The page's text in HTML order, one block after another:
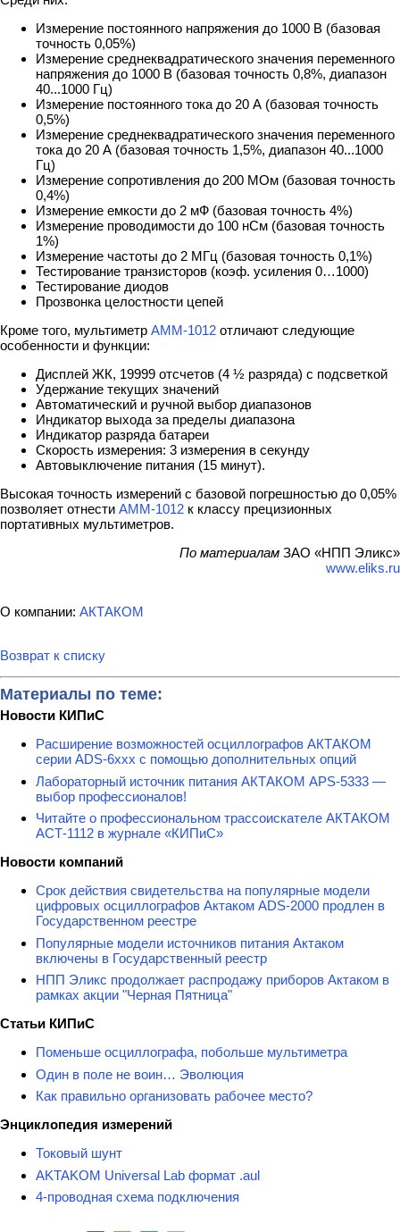
Измерение постоянного напряжения до 1000 В (базовая
точность 0,05%)
Измерение среднеквадратического значения переменного
напряжения до 1000 В (базовая точность 0,8%, диапазон
40...1000 Гц)
Измерение постоянного тока до 20 А (базовая точность
0,5%)
Измерение среднеквадратического значения переменного
тока до 20 А (базовая точность 1,5%, диапазон 40...1000
Гц)
Измерение сопротивления до 200 МОм (базовая точность
0,4%)
Измерение емкости до 2 мФ (базовая точность 4%)
Измерение проводимости до 100 нСм (базовая точность
1%)
Измерение частоты до 2 МГц (базовая точность 0,1%)
Тестирование транзисторов (коэф. усиления 0…1000)
Тестирование диодов
Прозвонка целостности цепей
Кроме того, мультиметр АММ-1012 отличают следующие
особенности и функции:
Дисплей ЖК, 19999 отсчетов (4 ½ разряда) с подсветкой
Удержание текущих значений
Автоматический и ручной выбор диапазонов
Индикатор выхода за пределы диапазона
Индикатор разряда батареи
Скорость измерения: 3 измерения в секунду
Автовыключение питания (15 минут).
Высокая точность измерений с базовой погрешностью до 0,05%
позволяет отнести АММ-1012 к классу прецизионных
портативных мультиметров.
По материалам ЗАО «НПП Эликс»
www.eliks.ru
О компании: АКТАКОМ
Возврат к списку
Материалы по теме:
Новости КИПиС
Расширение возможностей осциллографов АКТАКОМ
серии ADS-6ххх с помощью дополнительных опций
Лабораторный источник питания АКТАКОМ APS-5333 —
выбор профессионалов!
Читайте о профессиональном трассоискателе АКТАКОМ
АСТ-1112 в журнале «КИПиС»
Новости компаний
Срок действия свидетельства на популярные модели
цифровых осциллографов Актаком ADS-2000 продлен в
Государственном реестре
Популярные модели источников питания Актаком
включены в Государственный реестр
НПП Эликс продолжает распродажу приборов Актаком в
рамках акции "Черная Пятница"
Статьи КИПиС
Поменьше осциллографа, побольше мультиметра
Один в поле не воин… Эволюция
Как правильно организовать рабочее место?
Энциклопедия измерений
Токовый шунт
AKTAKOM Universal Lab формат .aul
4-проводная схема подключения